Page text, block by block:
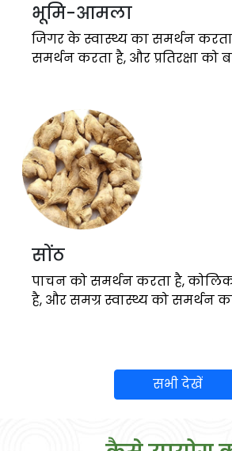
भूमि-आमला
जिगर के स्वास्थ्य का समर्थन
समर्थन करता है, और प्रतिरक्षा को
सोंठ
पाचन को समर्थन करता है,
है, और समग्र स्वास्थ्य को समर्थन
सभी देखें